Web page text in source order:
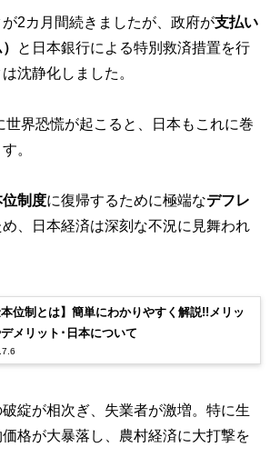
2カ月間続きましたが、政府が支払い
と日本銀行による特別救済措置を行
沈静化しました。
世界恐慌が起こると、日本もこれに巻
。
位制度に復帰するために極端なデフレ
、日本経済は深刻な不況に見舞われ
本位制とは】簡単にわかりやすく解説!!メリッ
デメリット･日本について
綻が相次ぎ、失業者が激増。特に生
格が大暴落し、農村経済に大打撃を